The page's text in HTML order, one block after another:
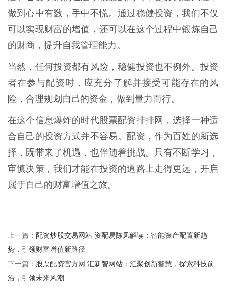
做到心中有数，手中不慌。通过稳健投资，我们不仅
可以实现财富的增值，还可以在这个过程中锻炼自己
的财商，提升自我管理能力。
当然，任何投资都有风险，稳健投资也不例外。投资
者在参与配资时，应充分了解并接受可能存在的风
险，合理规划自己的资金，做到量力而行。
在这个信息爆炸的时代股票配资排排网，选择一种适
合自己的投资方式并不容易。配资，作为百姓的新选
择，既带来了机遇，也伴随着挑战。只有不断学习，
审慎决策，我们才能在投资的道路上走得更远，开启
属于自己的财富增值之旅。
上一篇： 配资炒股交易网站 资配易陈凤解读：智能资产配置新趋
势，引领财富增值新路径
下一篇： 股票配资官方网 汇新智网站：汇聚创新智慧，探索科技前
沿，引领未来风潮